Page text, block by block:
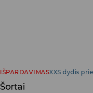
IŠPARDAVIMASXXS dydis
Šortai